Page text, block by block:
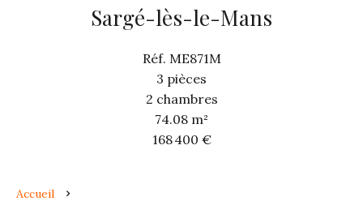
Sargé-lès-le-Mans
Réf. ME871M
3 pièces
2 chambres
74.08 m²
168 400 €
Accueil